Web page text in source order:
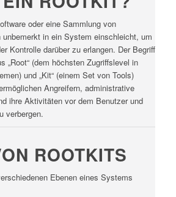
oder eine Sammlung von
unbemerkt in ein System einschleicht, um
Kontrolle darüber zu erlangen. Der Begriff
„Root“ (dem höchsten Zugriffslevel in
und „Kit“ (einem Set von Tools)
Angreifern, administrative
ihre Aktivitäten vor dem Benutzer und
verbergen.
ROOTKITS
Ebenen eines Systems